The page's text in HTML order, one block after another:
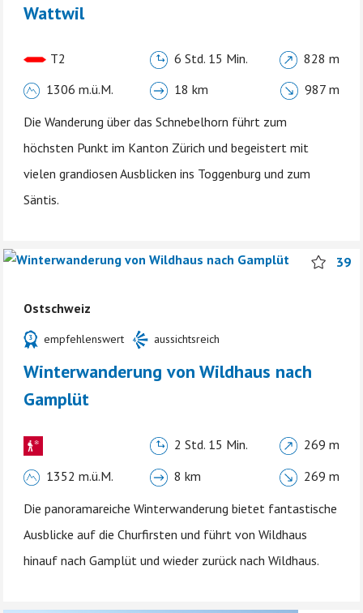
Wattwil
T2 6 Std. 15 Min.
828 m
1306 m.ü.M.
18 km
987 m
Die Wanderung über das Schnebelhorn führt zum
höchsten Punkt im Kanton Zürich und begeistert mit
vielen grandiosen Ausblicken ins Toggenburg und zum
Säntis.
39
Ostschweiz
empfehlenswert aussichtsreich
Winterwanderung von Wildhaus nach
Gamplüt
2 Std. 15 Min.
269 m
1352 m.ü.M.
8 km
269 m
Die panoramareiche Winterwanderung bietet fantastische
Ausblicke auf die Churfirsten und führt von Wildhaus
hinauf nach Gamplüt und wieder zurück nach Wildhaus.